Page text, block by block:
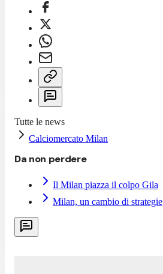
Tutte le news
Calciomercato Milan
Da non perdere
Il Milan piazza il colpo Gila
Milan, un cambio di strategie